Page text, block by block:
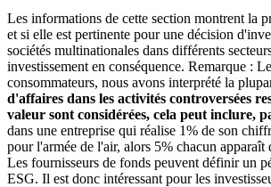
Les informations de cette section montrent la
et si elle est pertinente pour une décision
sociétés multinationales dans différents
investissement en conséquence. Remarque :
consommateurs, nous avons interprété la
d'affaires dans les activités controversées
valeur sont considérées, cela peut inclure,
dans une entreprise qui réalise 1% de son
pour l'armée de l'air, alors 5% chacun
Les fournisseurs de fonds peuvent définir un
ESG. Il est donc intéressant pour les